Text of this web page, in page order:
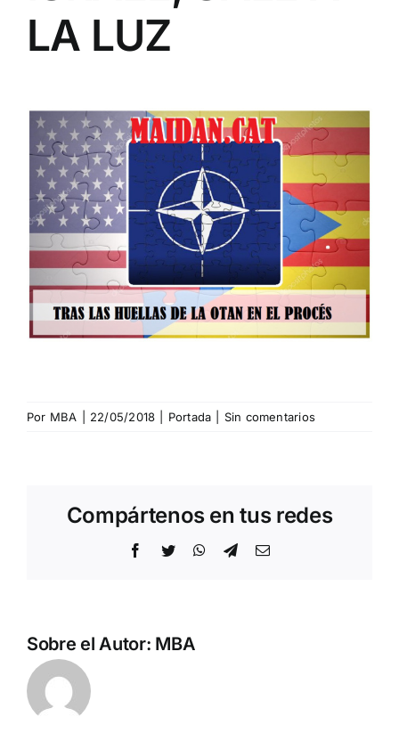
LA LUZ
Por MBA 22/05/2018 Portada Sin comentarios
Compártenos en tus redes
Facebook
Twitter WhatsApp
TelegramCorreo
Sobre el Autor: MBA